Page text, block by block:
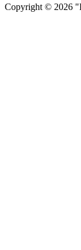
Сopyright © 2026